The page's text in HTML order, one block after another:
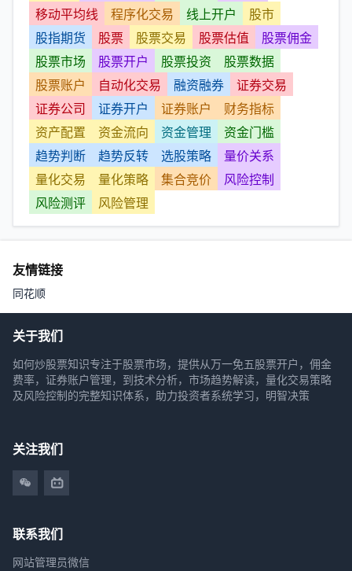
移动平均线
程序化交易 线上开户
股市
股指期货
股票 股票交易 股票估值
股票佣金
股票市场
股票开户 股票投资
股票数据
股票账户
自动化交易 融资融券
证券交易
证券公司
证券开户 证券账户
财务指标
资产配置
资金流向 资金管理
资金门槛
趋势判断
趋势反转 选股策略
量价关系
量化交易
量化策略 集合竞价
风险控制
风险测评
风险管理
友情链接
同花顺
关于我们
如何炒股票知识专注于股票市场，提供从万一免五股票开户，佣金
费率，证券账户管理，到技术分析，市场趋势解读，量化交易策略
及风险控制的完整知识体系，助力投资者系统学习，明智决策
关注我们
联系我们
网站管理员微信